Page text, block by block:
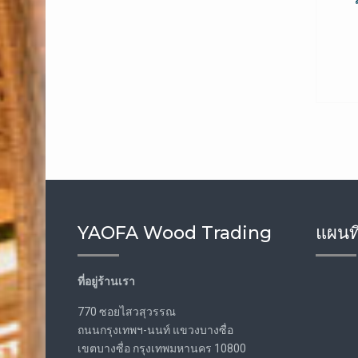
YAOFA Wood Trading
ที่อยู่ร้านเรา
770 ซอยไสวสุวรรณ
ถนนกรุงเทพฯ-นนท์ แขวงบางซื่อ
เขตบางซื่อ กรุงเทพมหานคร 10800
แผน